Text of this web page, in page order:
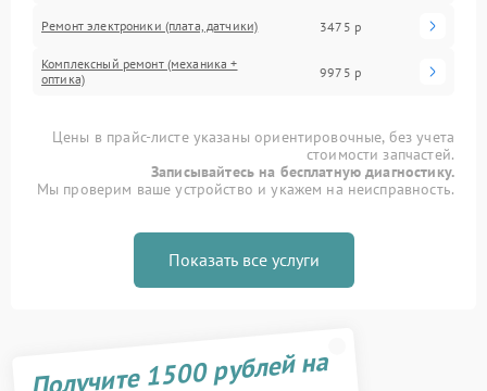
Ремонт электроники (плата, датчики) 3475 р
Комплексный ремонт (механика +
оптика)
9975 р
Цены в прайс-листе указаны ориентировочные, без учета
стоимости запчастей.
Записывайтесь на бесплатную диагностику.
Мы проверим ваше устройство и укажем на неисправность.
Показать все услуги
Получите 1500 рублей на